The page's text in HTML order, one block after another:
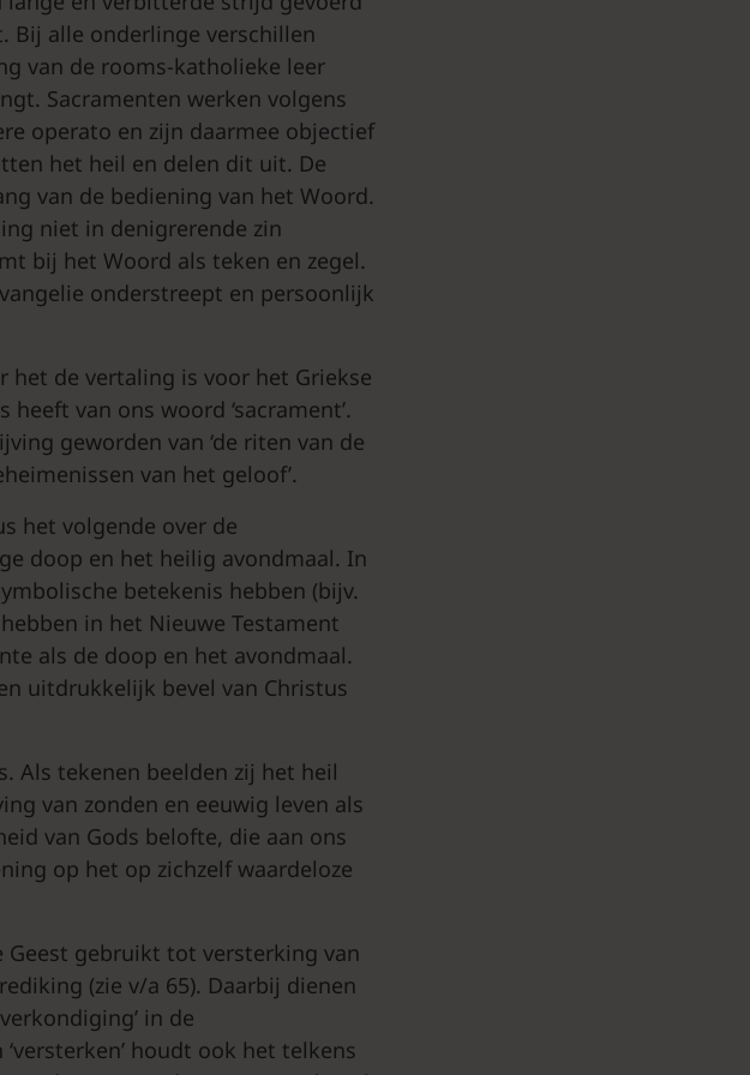
Bij alle onderlinge verschillen
van de rooms-katholieke leer
Sacramenten werken volgens
operato en zijn daarmee objectief
het heil en delen dit uit. De
van de bediening van het Woord.
niet in denigrerende zin
bij het Woord als teken en zegel.
onderstreept en persoonlijk
het de vertaling is voor het Griekse
van ons woord ‘sacrament’.
geworden van ‘de riten van de
van het geloof’.
het volgende over de
doop en het heilig avondmaal. In
betekenis hebben (bijv.
in het Nieuwe Testament
als de doop en het avondmaal.
uitdrukkelijk bevel van Christus
Als tekenen beelden zij het heil
van zonden en eeuwig leven als
van Gods belofte, die aan ons
op het op zichzelf waardeloze
gebruikt tot versterking van
(zie v/a 65). Daarbij dienen
in de
houdt ook het telkens